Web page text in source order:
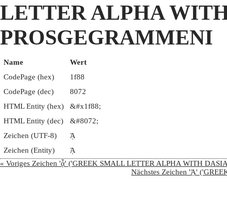
LETTER ALPHA
PROSGEGRAMMENI
Name
Wert
CodePage (hex)
1f88
CodePage (dec)
8072
HTML Entity (hex)
&#x1f88;
HTML Entity (dec)
&#8072;
Zeichen (UTF-8)
ᾈ
Zeichen (Entity)
ᾈ
« Voriges Zeichen 'ᾇ' ('GREEK SMALL LETTER ALPHA WITH
Nächstes Zeichen 'ᾉ'